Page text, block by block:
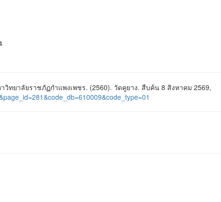
ทยาลัยราชภัฏกำแพงเพชร. (2560). วัดคูยาง. สืบค้น 8 สิงหาคม 2569,